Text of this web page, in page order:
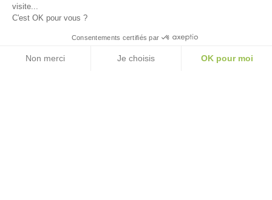
Mentions légales politique de confidentialité CGV CGU
visite...
C'est OK pour vous ?
Consentements certifiés par
Non merci Je choisis OK pour moi